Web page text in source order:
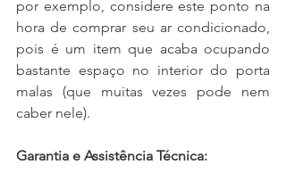
por exemplo, considere este ponto na
hora de comprar seu ar condicionado,
pois é um item que acaba ocupando
bastante espaço no interior do porta
malas (que muitas vezes pode nem
caber nele).
Garantia e Assistência Técnica: